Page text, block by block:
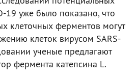
19 уже было показано, что
клеточных ферментов могут
клеток вирусом SARS-
ученые предлагают
фермента катепсина L.